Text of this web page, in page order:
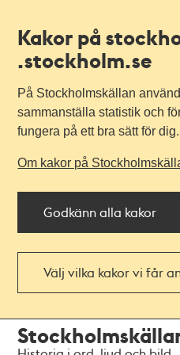
Kakor på
.stockholm.se
På Stockholmskällan
sammanställa statistik och
fungera på ett bra sätt för dig.
Om kakor på
Godkänn alla kakor
Välj vilka kakor vi får
navigationen
huvudinnehållet